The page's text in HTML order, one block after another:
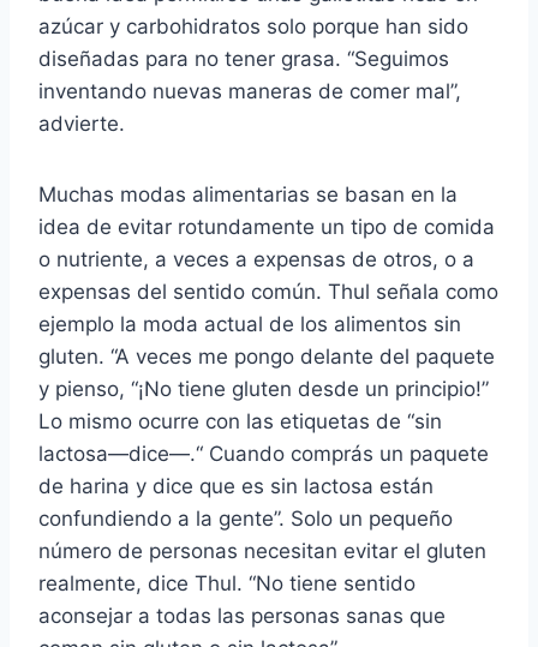
azúcar y carbohidratos solo porque han sido
diseñadas para no tener grasa. “Seguimos
inventando nuevas maneras de comer mal”,
advierte.
Muchas modas alimentarias se basan en la
idea de evitar rotundamente un tipo de comida
o nutriente, a veces a expensas de otros, o a
expensas del sentido común. Thul señala como
ejemplo la moda actual de los alimentos sin
gluten. “A veces me pongo delante del paquete
y pienso, “¡No tiene gluten desde un principio!”
Lo mismo ocurre con las etiquetas de “sin
lactosa—dice—.“ Cuando comprás un paquete
de harina y dice que es sin lactosa están
confundiendo a la gente”. Solo un pequeño
número de personas necesitan evitar el gluten
realmente, dice Thul. “No tiene sentido
aconsejar a todas las personas sanas que